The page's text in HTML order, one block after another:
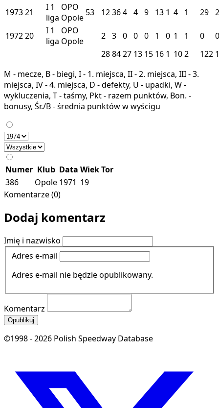
197321 I 1
liga
OPO
Opole 53 12364 4 9 13 1 4 1 29 2
197220 I 1
liga
OPO
Opole
2 3 0 0 0 1 0 1 1 0
0
288427 13 15 16 1 102 122
M - mecze, B - biegi, I - 1. miejsca, II - 2. miejsca, III - 3.
miejsca, IV - 4. miejsca, D - defekty, U - upadki, W -
wykluczenia, T - taśmy, Pkt - razem punktów, Bon. -
bonusy, Śr./B - średnia punktów w wyścigu
Numer Klub Data WiekTor
386
Opole 1971 19
Komentarze (0)
Dodaj komentarz
Imię i nazwisko
Adres e-mail
Adres e-mail nie będzie opublikowany.
Komentarz
Opublikuj
©1998 - 2026 Polish Speedway Database